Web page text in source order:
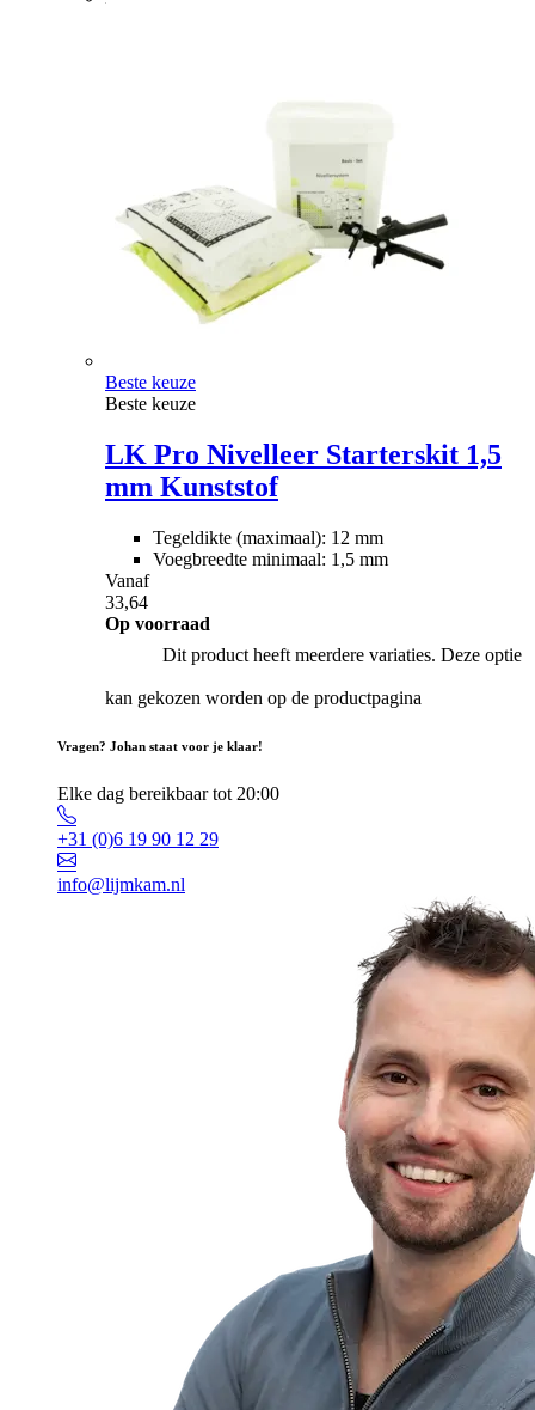
Beste keuze
Beste keuze
LK Pro Nivelleer Starterskit 1,5
mm Kunststof
Tegeldikte (maximaal): 12 mm
Voegbreedte minimaal: 1,5 mm
Vanaf
33,64
Op voorraad
Dit product heeft meerdere variaties. Deze optie
kan gekozen worden op de productpagina
Vragen? Johan staat voor je klaar!
Elke dag bereikbaar tot 20:00
+31 (0)6 19 90 12 29
info@lijmkam.nl